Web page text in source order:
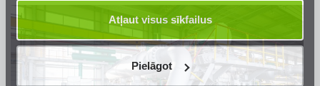
Atļaut visus sīkfailus
Pielāgot